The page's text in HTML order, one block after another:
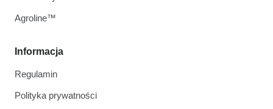
Informacja
Regulamin
Polityka prywatności
Agroline™